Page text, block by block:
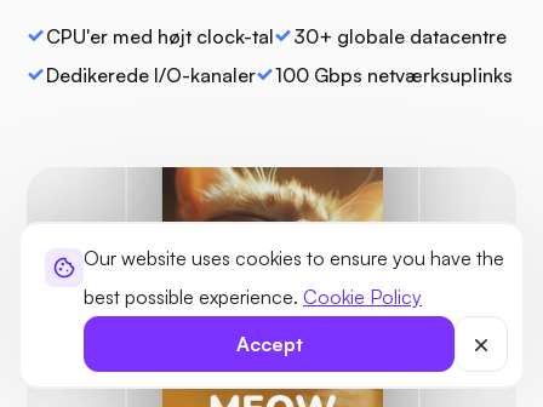
Our website uses cookies to ensure you have the
best possible experience. Cookie Policy
Accept
CPU'er med højt clock-tal
30+ globale datacentre
Dedikerede I/O-kanaler
100 Gbps netværksuplinks
Beskyttet
Ingen trusler